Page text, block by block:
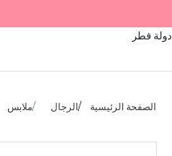
دولة قطر
الصفحة الرئيسية الرجال ملابس